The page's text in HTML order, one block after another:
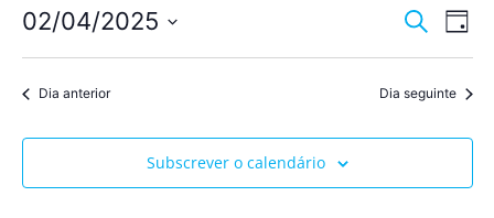
de
e
Pesquisar
de
de
Dia
02/04/2025
a
data.Dia anterior Dia seguinte
Subscrever o calendário